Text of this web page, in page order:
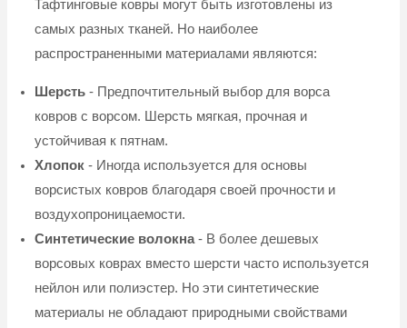
Тафтинговые ковры могут быть изготовлены из
самых разных тканей. Но наиболее
распространенными материалами являются:
Шерсть- Предпочтительный выбор для ворса
ковров с ворсом. Шерсть мягкая, прочная и
устойчивая к пятнам.
Хлопок- Иногда используется для основы
ворсистых ковров благодаря своей прочности и
воздухопроницаемости.
Синтетические волокна- В более дешевых
ворсовых коврах вместо шерсти часто используется
нейлон или полиэстер. Но эти синтетические
материалы не обладают природными свойствами